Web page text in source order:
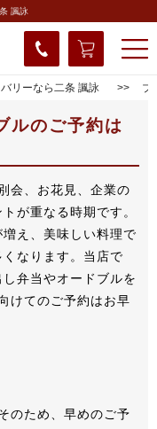
諷詠
リーなら二条 諷詠 ブ
ルのご予約は
会、お花見、企業の
が重なる時期です。
え、美味しい料理で
なります。当店で
弁当やオードブルを
けてのご予約はお早
のため、早めのご予